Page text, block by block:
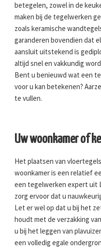
betegelen, zowel in de
maken bij de tegelwerken
zoals keramische
garanderen bovendien dat
aansluit uitstekend is
altijd snel en vakkundig
Bent u benieuwd wat een
voor u kan betekenen?
te vullen.
Uw woonkamer of
Het plaatsen van
woonkamer is een relatief
een tegelwerken expert uit
zorg ervoor dat u
Let er wel op dat u bij het
houdt met de verzakking
u bij het leggen van
een volledig egale